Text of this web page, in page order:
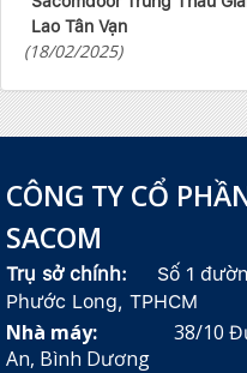
Lao Tân Vạn
(18/02/2025)
CÔNG TY CỔ
SACOM
Trụ sở chính:
Số 1
Phước Long, TPHCM
Nhà máy: 38/10
An, Bình Dương